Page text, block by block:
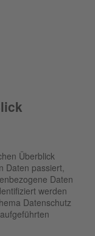
Überblick
Daten passiert,
Daten
werden
Datenschutz